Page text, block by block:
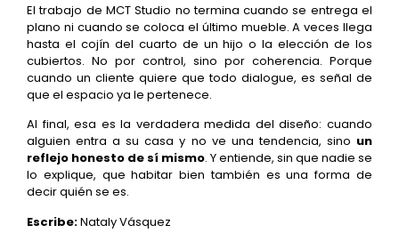
El trabajo de MCT Studio no termina cuando se entrega el
plano ni cuando se coloca el último mueble. A veces llega
hasta el cojín del cuarto de un hijo o la elección de los
cubiertos. No por control, sino por coherencia. Porque
cuando un cliente quiere que todo dialogue, es señal de
que el espacio ya le pertenece.
Al final, esa es la verdadera medida del diseño: cuando
alguien entra a su casa y no ve una tendencia, sino un
reflejo honesto de sí mismo. Y entiende, sin que nadie se
lo explique, que habitar bien también es una forma de
decir quién se es.
Escribe:Nataly Vásquez